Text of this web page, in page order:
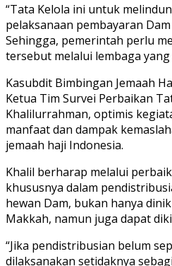
“Tata Kelola ini untuk
pelaksanaan pembayaran
Sehingga, pemerintah perlu
tersebut melalui lembaga
Kasubdit Bimbingan Jemaah
Ketua Tim Survei Perbaikan
Khalilurrahman, optimis
manfaat dan dampak
jemaah haji Indonesia.
Khalil berharap melalui
khususnya dalam
hewan Dam, bukan hanya
Makkah, namun juga dapat
“Jika pendistribusian belum
dilaksanakan setidaknya